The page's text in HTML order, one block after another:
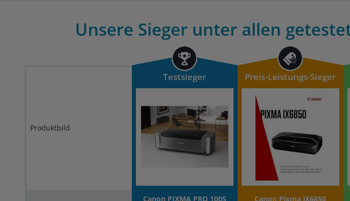
Unsere Sieger unter allen
Produktbild
Testsieger Preis-Leistungs-Sieger
Canon PIXMA PRO 100S
Canon Pixma iX6850